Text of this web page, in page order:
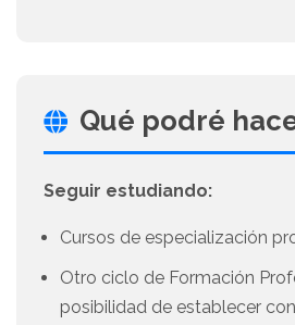
Qué podré
Seguir estudiando:
Cursos de especialización
Otro ciclo de Formación
posibilidad de establecer